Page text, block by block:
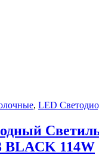
, LED
BLACK 114W